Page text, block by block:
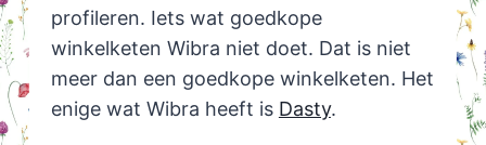
profileren. Iets wat goedkope
winkelketen Wibra niet doet. Dat is niet
meer dan een goedkope winkelketen. Het
enige wat Wibra heeft is Dasty.